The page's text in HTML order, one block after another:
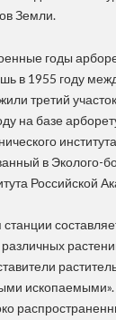
Земли.
годы
в 1955 году
третий
на базе
в Эколого-
Российской